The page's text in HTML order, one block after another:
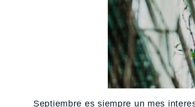
Septiembre es siempre un mes